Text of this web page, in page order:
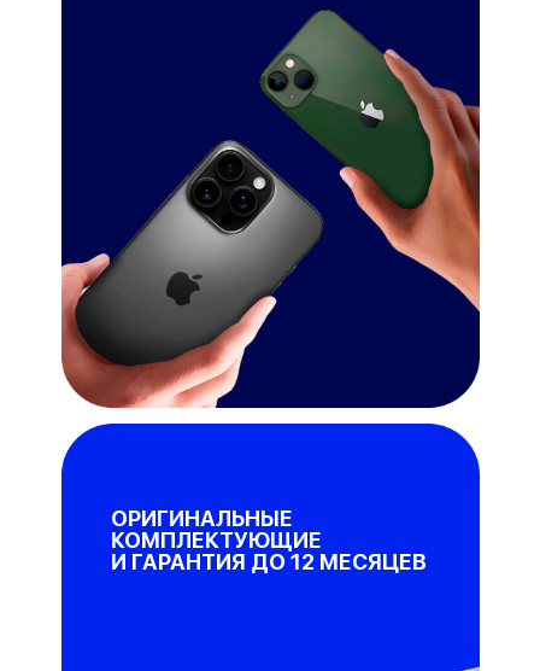
ОРИГИНАЛЬНЫЕ
КОМПЛЕКТУЮЩИЕ
И ГАРАНТИЯ ДО 12 МЕСЯЦЕВ